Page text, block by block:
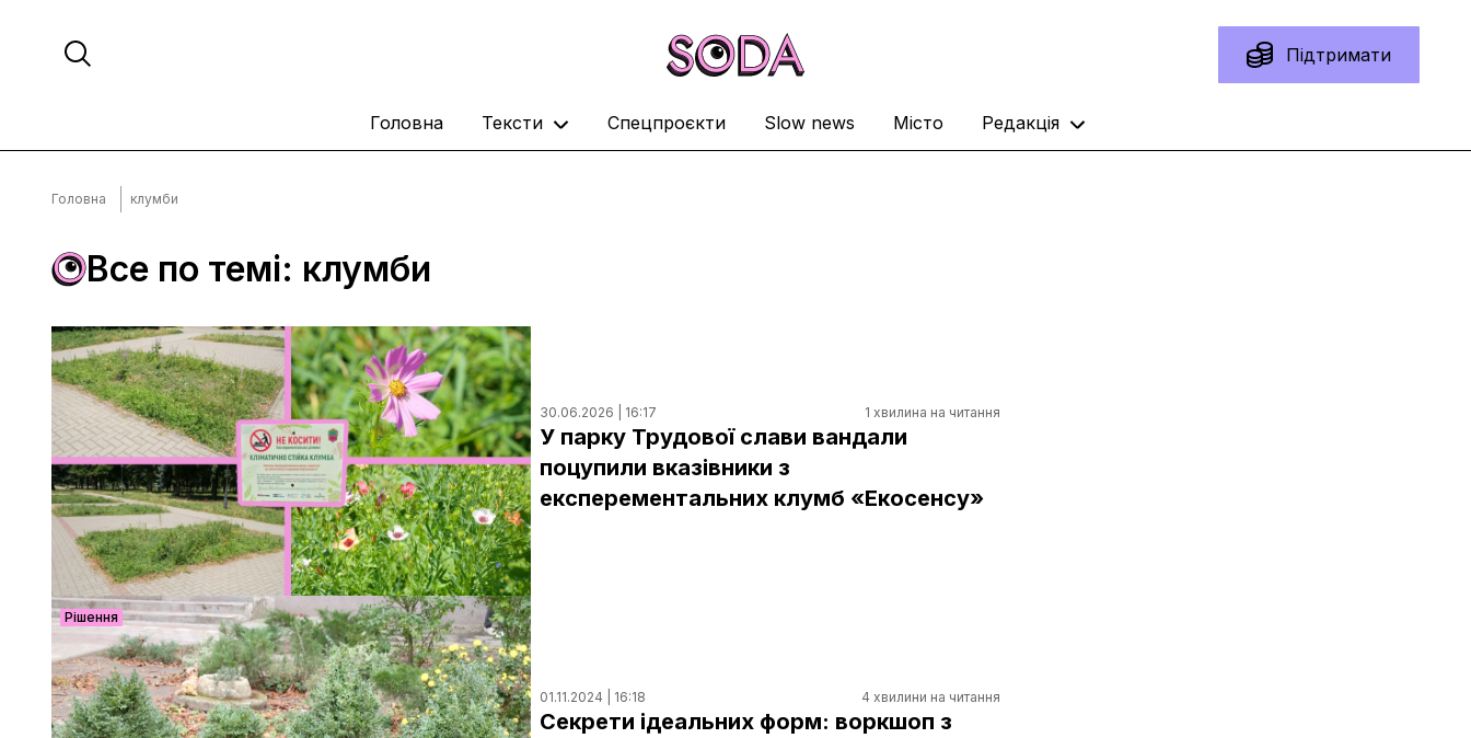
Підтримати
Головна Тексти Спецпроєкти Slow news Місто Редакція
Головна клумби
Все по темі: клумби
30.06.2026 | 16:17 1 хвилина на читання
У парку Трудової слави вандали
поцупили вказівники з
експерементальних клумб «Екосенсу»
Рішення
01.11.2024 | 16:18 4 хвилини на читання
Секрети ідеальних форм: воркшоп з